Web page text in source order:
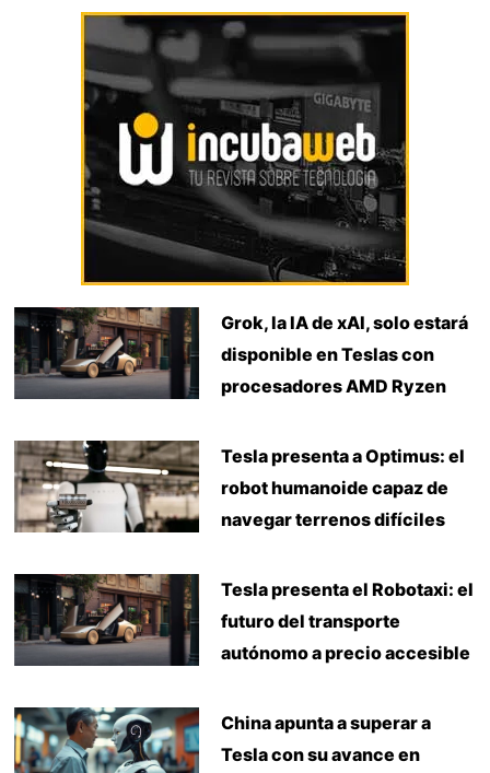
Grok, la IA de xAI, solo estará
disponible en Teslas con
procesadores AMD Ryzen
Tesla presenta a Optimus: el
robot humanoide capaz de
navegar terrenos difíciles
Tesla presenta el Robotaxi: el
futuro del transporte
autónomo a precio accesible
China apunta a superar a
Tesla con su avance en